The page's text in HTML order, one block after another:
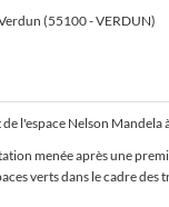
(55100 - VERDUN)
l'espace Nelson Mandela
menée après une
verts dans le cadre des